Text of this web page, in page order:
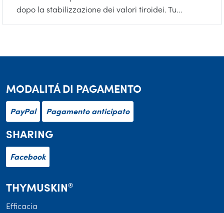
dopo la stabilizzazione dei valori tiroidei. Tu...
MODALITÁ DI PAGAMENTO
PayPal Pagamento anticipato
SHARING
Facebook
THYMUSKIN®
Efficacia